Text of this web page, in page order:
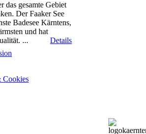
das gesamte Gebiet
Der Faaker See
Badesee Kärntens,
und hat
...
Details
Cookies